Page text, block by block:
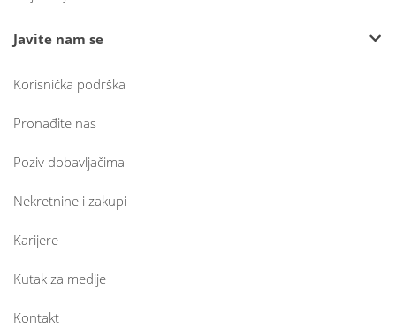
Javite nam se
Korisnička podrška
Pronađite nas
Poziv dobavljačima
Nekretnine i zakupi
Karijere
Kutak za medije
Kontakt